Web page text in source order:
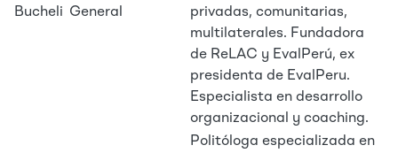
Bucheli General
privadas, comunitarias,
multilaterales. Fundadora
de ReLAC y EvalPerú, ex
presidenta de EvalPeru.
Especialista en desarrollo
organizacional y coaching.
Politóloga especializada en